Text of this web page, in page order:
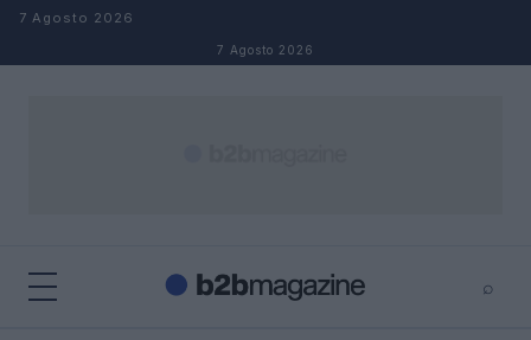
Salta al contenuto
7 Agosto 2026
7 Agosto 2026
⌕